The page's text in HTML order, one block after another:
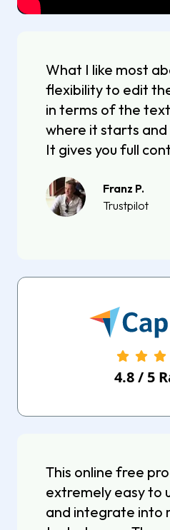
What I like most
flexibility to edit
in terms of the
where it starts and
It gives you full
Franz P.
Trustpilot
4.8/ 5
This online free
extremely easy to
and integrate into